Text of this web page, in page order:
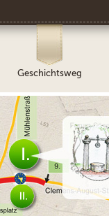
Geschichtsweg